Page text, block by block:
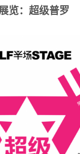
览：超级普罗